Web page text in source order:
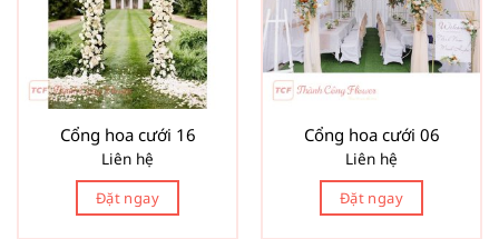
Cổng hoa cưới 16
Liên hệ
Đặt ngay
Cổng hoa cưới 06
Liên hệ
Đặt ngay